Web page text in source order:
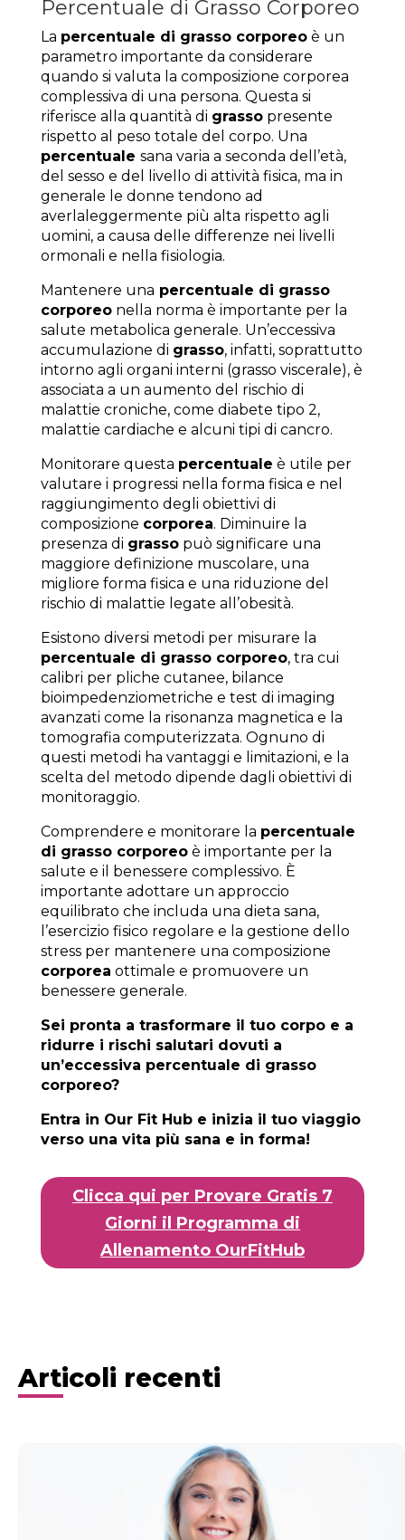
Percentuale di Grasso Corporeo
La percentuale di grasso corporeoè un
parametro importante da considerare
quando si valuta la composizione corporea
complessiva di una persona. Questa si
riferisce alla quantità di grassopresente
rispetto al peso totale del corpo. Una
percentuale sana varia a seconda dell’età,
del sesso e del livello di attività fisica, ma in
generale le donne tendono ad
averlaleggermente più alta rispetto agli
uomini, a causa delle differenze nei livelli
ormonali e nella fisiologia.
Mantenere una percentuale di grasso
corporeonella norma è importante per la
salute metabolica generale. Un’eccessiva
accumulazione di grasso, infatti, soprattutto
intorno agli organi interni (grasso viscerale), è
associata a un aumento del rischio di
malattie croniche, come diabete tipo 2,
malattie cardiache e alcuni tipi di cancro.
Monitorare questa percentuale è utile per
valutare i progressi nella forma fisica e nel
raggiungimento degli obiettivi di
composizione corporea. Diminuire la
presenza di grassopuò significare una
maggiore definizione muscolare, una
migliore forma fisica e una riduzione del
rischio di malattie legate all’obesità.
Esistono diversi metodi per misurare la
percentuale di grasso corporeo, tra cui
calibri per pliche cutanee, bilance
bioimpedenziometriche e test di imaging
avanzati come la risonanza magnetica e la
tomografia computerizzata. Ognuno di
questi metodi ha vantaggi e limitazioni, e la
scelta del metodo dipende dagli obiettivi di
monitoraggio.
Comprendere e monitorare la percentuale
di grasso corporeoè importante per la
salute e il benessere complessivo. È
importante adottare un approccio
equilibrato che includa una dieta sana,
l’esercizio fisico regolare e la gestione dello
stress per mantenere una composizione
corporea ottimale e promuovere un
benessere generale.
Sei pronta a trasformare il tuo corpo e a
ridurre i rischi salutari dovuti a
un’eccessiva percentuale di grasso
corporeo?
Entra in Our Fit Hub e inizia il tuo viaggio
verso una vita più sana e in forma!
Clicca qui per Provare Gratis 7
Giorni il Programma di
Allenamento OurFitHub
Articoli recenti